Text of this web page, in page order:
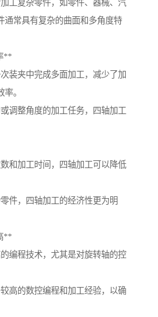
工复杂零件，如零件、器械、汽
通常具有复杂的曲面和多角度特
**
装夹中完成多面加工，减少了加
。
调整角度的加工任务，四轴加工
和加工时间，四轴加工可以降低
件，四轴加工的经济性更为明
**
编程技术，尤其是对旋转轴的控
高的数控编程和加工经验，以确